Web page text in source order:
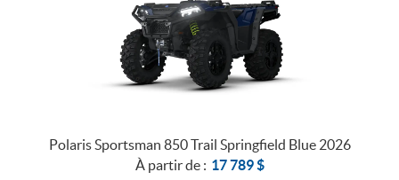
Polaris Sportsman 850 Trail Springfield Blue 2026
À partir de : 17 789$